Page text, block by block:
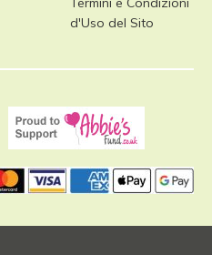
d'Uso del Sito